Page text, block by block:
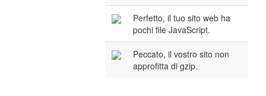
Perfetto, il tuo sito web ha
pochi file JavaScript.
Peccato, il vostro sito non
approfitta di gzip.